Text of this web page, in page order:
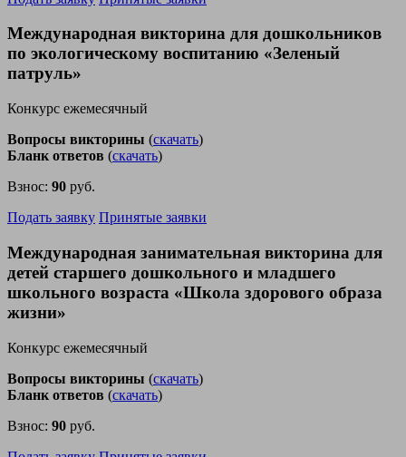
Международная викторина для дошкольников
по экологическому воспитанию «Зеленый
патруль»
Конкурс ежемесячный
Вопросы викторины (скачать)
Бланк ответов (скачать)
Взнос: 90 руб.
Подать заявку Принятые заявки
Международная занимательная викторина для
детей старшего дошкольного и младшего
школьного возраста «Школа здорового образа
жизни»
Конкурс ежемесячный
Вопросы викторины (скачать)
Бланк ответов (скачать)
Взнос: 90 руб.